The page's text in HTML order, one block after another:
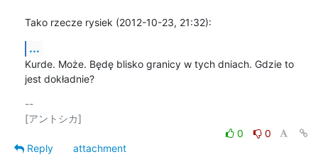
Tako rzecze rysiek (2012-10-23, 21:32):
...
Kurde. Może. Będę blisko granicy w tych dniach. Gdzie to
jest dokładnie?
--
0
0
Reply
attachment